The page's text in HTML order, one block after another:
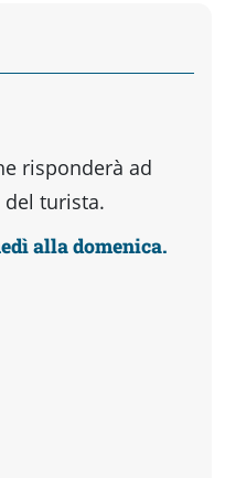
risponderà ad
turista.
alla domenica.